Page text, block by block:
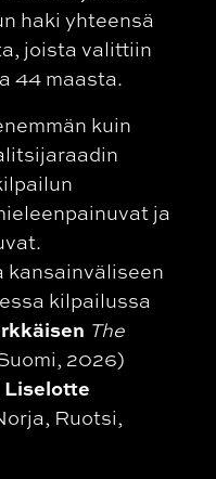
haki yhteensä
joista valittiin
44 maasta.
kuin
ja
kansainväliseen
kilpailussa
The
2026)
Liselotte
Ruotsi,